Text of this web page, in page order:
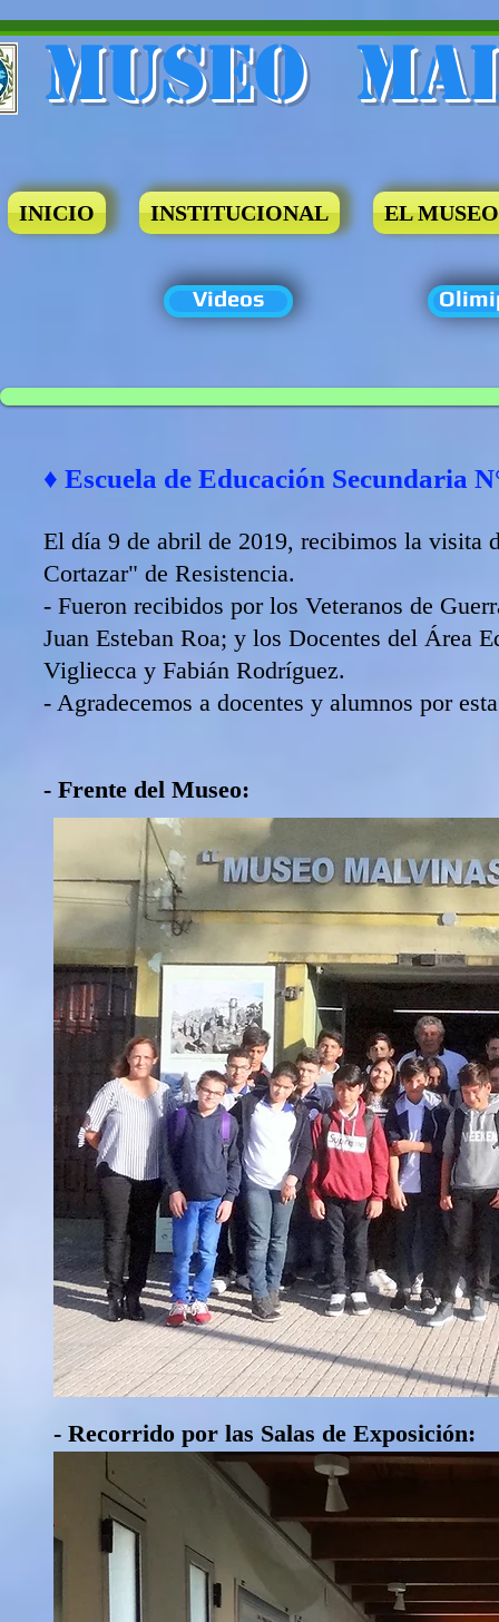
Museo​
INICIO INSTITUCIONAL EL MUSEO
Videos
♦ Escuela de Educación Secundaria
El día 9 de abril de 2019, recibimos la visita
Cortazar" de Resistencia.
- Fueron recibidos por los Veteranos de
Juan Esteban Roa; y los Docentes del Área
Vigliecca y Fabián Rodríguez.
- Agradecemos a docentes y alumnos por
- Frente del Museo:
- Recorrido por las Salas de Exposición: